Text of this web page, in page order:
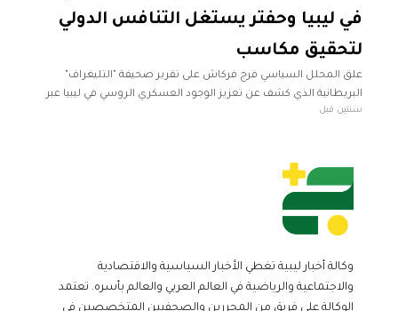
في ليبيا وحفتر يستغل التنافس الدولي
لتحقيق مكاسب
علق المحلل السياسي فرج فركاش على تقرير صحيفة "التليغراف"
البريطانية الذي كشف عن تعزيز الوجود العسكري الروسي في ليبيا عبر
تطوير ثلاث قواعد عسكرية، مؤكدًا أن هذه الأنشطة ليست جديدة
سنتين قبل
وكالة أخبار ليبية تغطي الأخبار السياسية والاقتصادية
والاجتماعية والرياضية في العالم العربي والعالم بأسره. تعتمد
الوكالة على فريق من المحررين والصحفيين المتخصصين في